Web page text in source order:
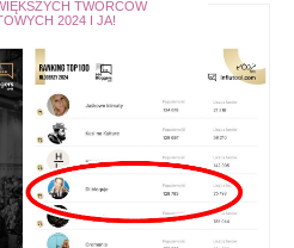
TWÓRCÓW
2024 I JA!